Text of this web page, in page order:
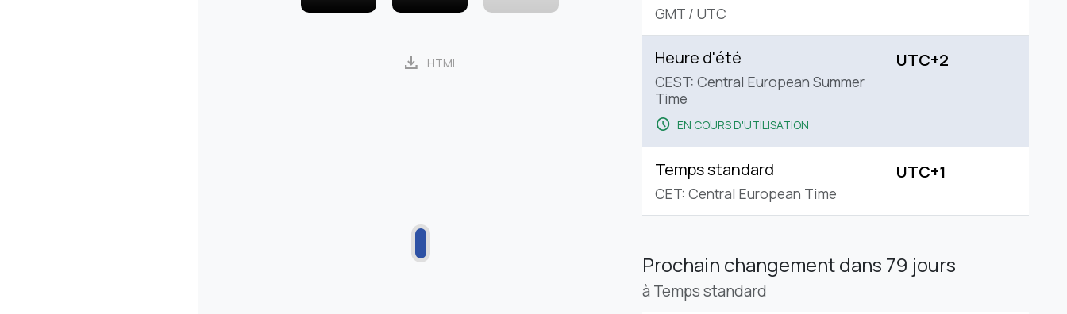
download HTML
GMT / UTC
Heure d'été
CEST: Central European Summer
Time
schedule EN COURS D'UTILISATION
UTC+2
Temps standard
CET: Central European Time
UTC+1
Prochain changementdans 79 jours
à Temps standard